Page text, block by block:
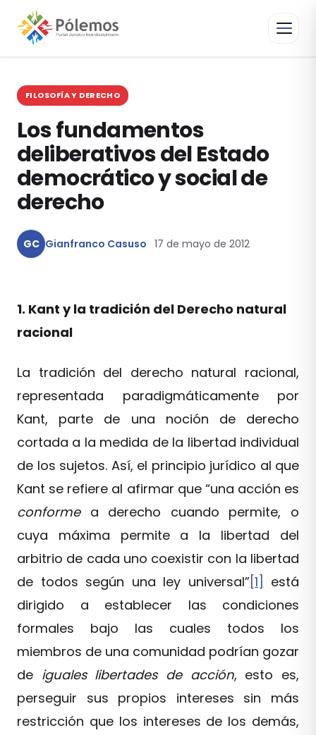
FILOSOFÍA Y DERECHO
Los fundamentos
deliberativos del Estado
democrático y social de
derecho
GC Gianfranco Casuso 17 de mayo de 2012
1. Kant y la tradición del Derecho natural
racional
La tradición del derecho natural racional,
representada paradigmáticamente por
Kant, parte de una noción de derecho
cortada a la medida de la libertad individual
de los sujetos. Así, el principio jurídico al que
Kant se refiere al afirmar que “una acción es
conformea derecho cuando permite, o
cuya máxima permite a la libertad del
arbitrio de cada uno coexistir con la libertad
de todos según una ley universal”[1] está
dirigido a establecer las condiciones
formales bajo las cuales todos los
miembros de una comunidad podrían gozar
de iguales libertades de acción, esto es,
perseguir sus propios intereses sin más
restricción que los intereses de los demás,